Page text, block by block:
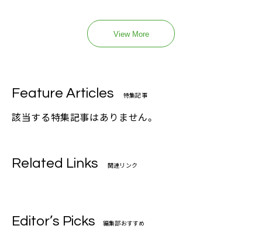
View More
Feature Articles 特集記事
該当する特集記事はありません。
Related Links 関連リンク
Editor’s Picks 編集部おすすめ